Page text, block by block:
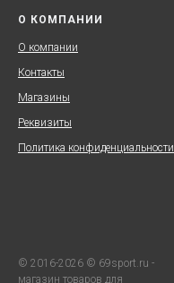
О КОМПАНИИ
О компании
Контакты
Магазины
Реквизиты
Политика конфиденциальности
© 2016-2026 © 69sport.ru -
магазин товаров для